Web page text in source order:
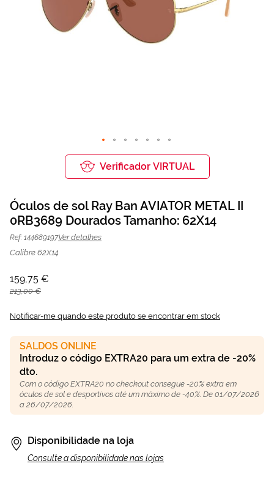
Óculos de sol Ray Ban 0RB3689
Dourados | Mais Optica
Galeria
de
imagens
Verificador VIRTUAL
Óculos de sol Ray Ban AVIATOR METAL II
0RB3689 Dourados Tamanho: 62X14
Ref: 144689197Ver detalhes
Calibre 62X14
159,75 €
213,00 €
Notificar-me quando este produto se encontrar em stock
SALDOS ONLINE
Introduz o código EXTRA20 para um extra de -20%
dto.
Com o código EXTRA20 no checkout consegue -20% extra em
óculos de sol e desportivos até um máximo de -40%. De 01/07/2026
a 26/07/2026.
Disponibilidade na loja
Consulte a disponibilidade nas lojas